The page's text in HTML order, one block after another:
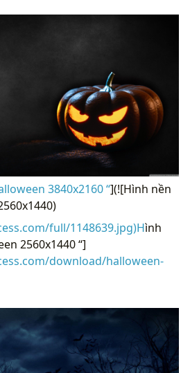
3840x2160 “](![Hình nền
full/1148639.jpg)Hình
2560x1440 “]
download/halloween-